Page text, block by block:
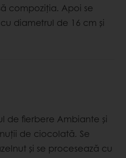
compoziţia. Apoi se
diametrul de 16 cm și
de fierbere Ambiante şi
de ciocolată. Se
şi se procesează cu